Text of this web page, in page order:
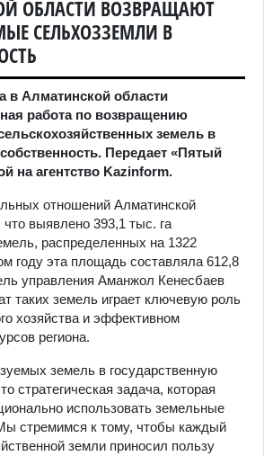
ОБЛАСТИ ВОЗВРАЩАЮТ
СЕЛЬХОЗЗЕМЛИ В
в Алматинской области
работа по возвращению
земель в
Передает «Пятый
на агентство Kazinform.
отношений Алматинской
выявлено 393,1 тыс. га
распределенных на 1322
году эта площадь составляла 612,8
управления Аманжол Кенесбаев
таких земель играет ключевую роль
хозяйства и эффективном
региона.
земель в государственную
стратегическая задача, которая
использовать земельные
стремимся к тому, чтобы каждый
земли приносил пользу